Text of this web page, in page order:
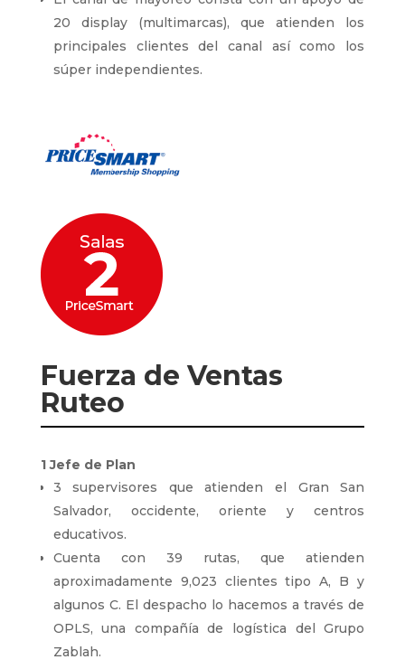
20 display (multimarcas), que atienden los
principales clientes del canal así como los
súper independientes.
Fuerza de Ventas
Ruteo
1 Jefe de Plan
3 supervisores que atienden el Gran San
Salvador, occidente, oriente y centros
educativos.
Cuenta con 39 rutas, que atienden
aproximadamente 9,023 clientes tipo A, B y
algunos C. El despacho lo hacemos a través de
OPLS, una compañía de logística del Grupo
Zablah.